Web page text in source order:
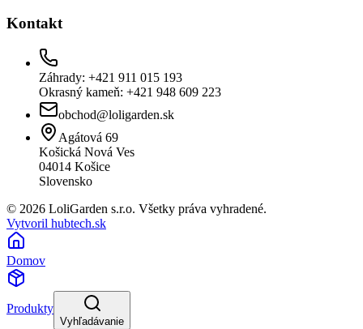
Kontakt
Záhrady: +421 911 015 193
Okrasný kameň: +421 948 609 223
obchod@loligarden.sk
Agátová 69
Košická Nová Ves
04014 Košice
Slovensko
© 2026 LoliGarden s.r.o. Všetky práva vyhradené.
Vytvoril hubtech.sk
Domov
Produkty
Vyhľadávanie